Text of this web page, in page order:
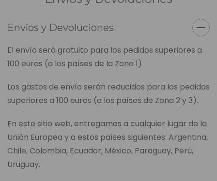
Envíos y Devoluciones
El envío será gratuito para los pedidos superiores a
100 euros (a los países de la Zona 1)
Los gastos de envío serán reducidos para los pedidos
superiores a 100 euros (a los países de Zona 2 y 3).
En este sitio web, entregamos a cualquier lugar de la
Unión Europea y a estos países siguientes: Argentina,
Chile, Colombia, Ecuador, México, Paraguay, Perú,
Uruguay.